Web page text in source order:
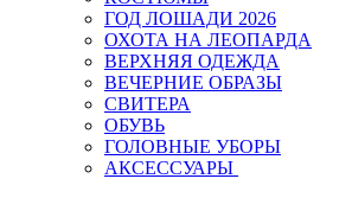
ГОД ЛОШАДИ 2026
ОХОТА НА ЛЕОПАРДА
ВЕРХНЯЯ ОДЕЖДА
ВЕЧЕРНИЕ ОБРАЗЫ
СВИТЕРА
ОБУВЬ
ГОЛОВНЫЕ УБОРЫ
АКСЕССУАРЫ